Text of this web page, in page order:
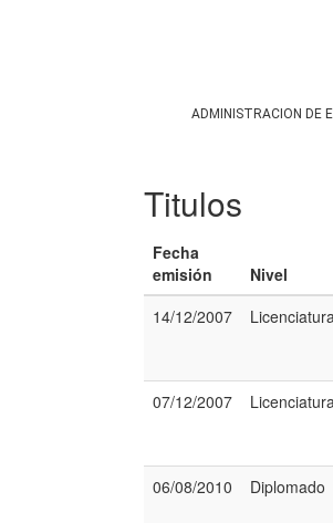
ADMINISTRACION DE
Titulos
Fecha
emisión
Nivel
14/12/2007
07/12/2007
06/08/2010 Diplomado